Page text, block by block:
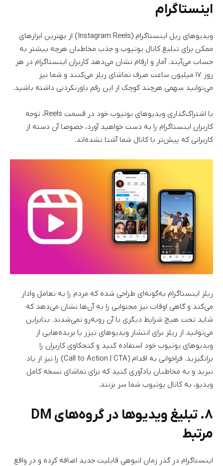
اینستاگرام
ویدیوهای ریل اینستاگرام (Instagram Reels) از بهترین ابزارهای
ممکن برای تبلیغ کانال یوتیوب و جذب مخاطبان هرچه بیشتر به
حساب می‌آیند. آمار و ارقام نشان می‌دهد کاربران اینستاگرام در هر
روز ۱۷ میلیون ساعت صرف تماشای ریلز می‌کنند و شما نیز
می‌توانید سهمی هرچند کوچک از این رقم باورنکردنی داشته باشید.
با اشتراک‌گذاری ویدیوهای یوتیوب خود در قسمت Reels، توجه
کاربران اینستاگرام را به دست خواهید آورد، خصوصا آن دسته از
کاربرانی که پیش‌تر با کانال شما آشنا نشده‌اند.
ریلز اینستاگرام به‌گونه‌ای طراحی شده که مردم را به تعامل وادار
می‌کند و گاهی اوقات نیز محتوایی را به آن‌ها نشان می‌دهد که
شاید تحت هیچ شرایط دیگری با آن روبه‌رو نمی‌شدند. بنابراین
می‌توانید از ریلز برای انتشار ویدیوهای تیزر یا بریده‌هایی از
ویدیوهای یوتیوب خود استفاده کنید و کنجکاوی کاربران را
برانگیزید. فراخوانی به اقدام (Call to Action | CTA) را نیز از یاد
نبرید و به مخاطبان یادآوری کنید که برای تماشای نسخه کامل
ویدیو، به کانال یوتیوب شما سر بزنند.
۸. تبلیغ ویدیوها در گروه‌های DM
مرتبط
اینستاگرام در گذر زمان انبوهی قابلیت جدید اضافه کرده و در واقع